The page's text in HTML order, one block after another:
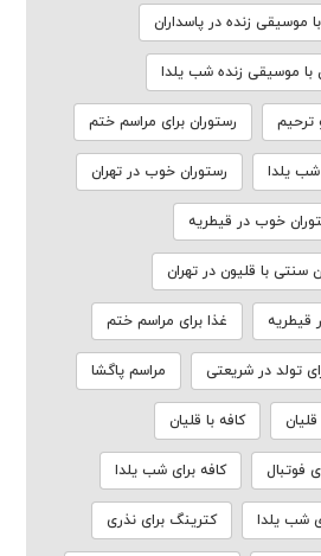
موسیقی زنده در پاسداران
با موسیقی زنده شب یلدا
ترحیم رستوران برای مراسم ختم
شب یلدا رستوران خوب در تهران
خوب در قیطریه
سنتی با قلیون در تهران
قیطریه غذا برای مراسم ختم
تولد در شریعتی مراسم پاگشا
کافه با قلیان
فوتبال کافه برای شب یلدا
شب یلدا کترینگ برای نذری